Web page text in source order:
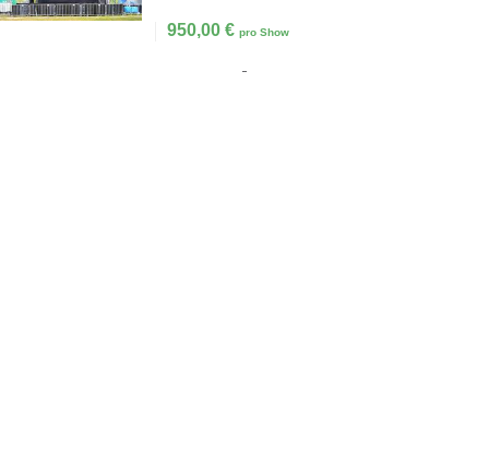
950,00 € pro Show